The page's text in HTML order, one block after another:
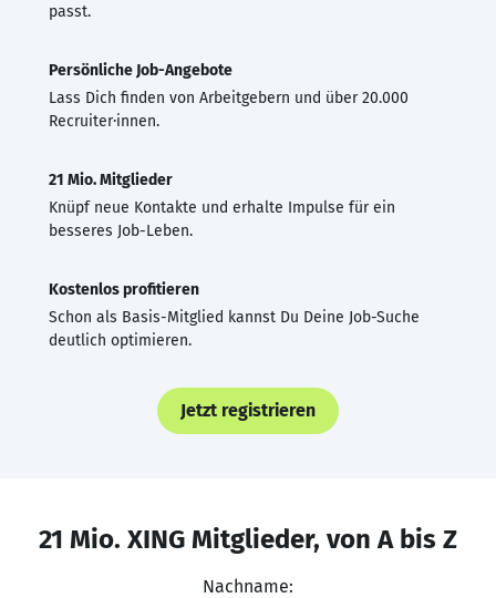
passt.
Persönliche Job-Angebote
Lass Dich finden von Arbeitgebern und über 20.000
Recruiter·innen.
21 Mio. Mitglieder
Knüpf neue Kontakte und erhalte Impulse für ein
besseres Job-Leben.
Kostenlos profitieren
Schon als Basis-Mitglied kannst Du Deine Job-Suche
deutlich optimieren.
Jetzt registrieren
21 Mio. XING Mitglieder, von A bis Z
Nachname: